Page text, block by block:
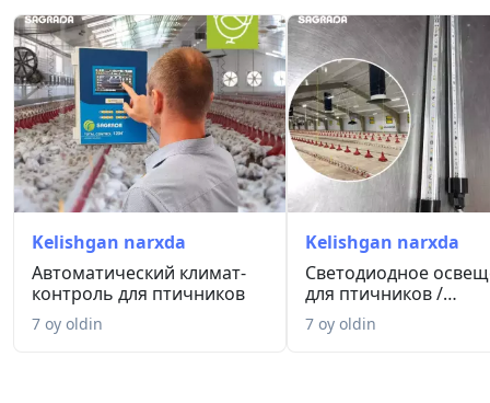
Kelishgan narxda
Автоматический климат-
контроль для птичников
7 oy oldin
Kelishgan narxda
Светодиодное
для птичников /
Parrandachi...
7 oy oldin